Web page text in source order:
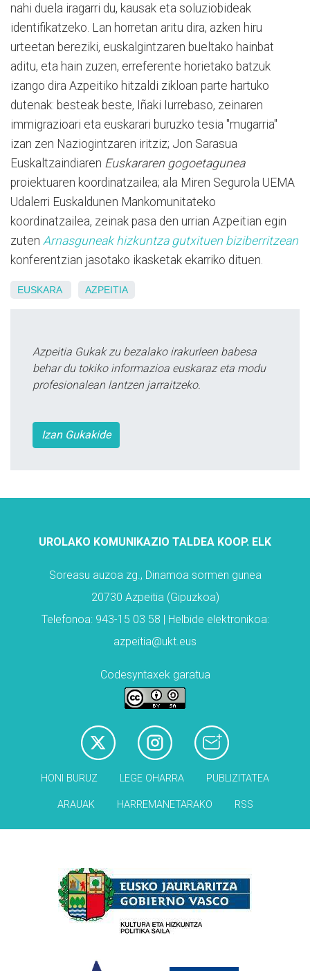
nahi duela iragarri du, kausak eta soluziobideak
identifikatzeko. Lan horretan aritu dira, azken hiru
urteetan bereziki, euskalgintzaren bueltako hainbat
aditu, eta hain zuzen, erreferente horietako batzuk
izango dira Azpeitiko hitzaldi zikloan parte hartuko
dutenak: besteak beste, Iñaki Iurrebaso, zeinaren
immigrazioari eta euskarari buruzko tesia "mugarria"
izan zen Naziogintzaren iritziz; Jon Sarasua
Euskaltzaindiaren Euskararen gogoetagunea
proiektuaren koordinatzailea; ala Miren Segurola UEMA
Udalerri Euskaldunen Mankomunitateko
koordinatzailea, zeinak pasa den urrian Azpeitian egin
zuten Arnasguneak hizkuntza gutxituen biziberritzean
konferentzian jasotako ikasketak ekarriko dituen.
EUSKARA AZPEITIA
Azpeitia Gukak zu bezalako irakurleen babesa
behar du tokiko informazioa euskaraz eta modu
profesionalean lantzen jarraitzeko.
Izan Gukakide
UROLAKO KOMUNIKAZIO TALDEA KOOP. ELK
Soreasu auzoa zg., Dinamoa sormen gunea
20730 Azpeitia (Gipuzkoa)
Telefonoa: 943-15 03 58 | Helbide elektronikoa:
azpeitia@ukt.eus
Codesyntaxek garatua
HONI BURUZ LEGE OHARRA PUBLIZITATEA
ARAUAK HARREMANETARAKO RSS